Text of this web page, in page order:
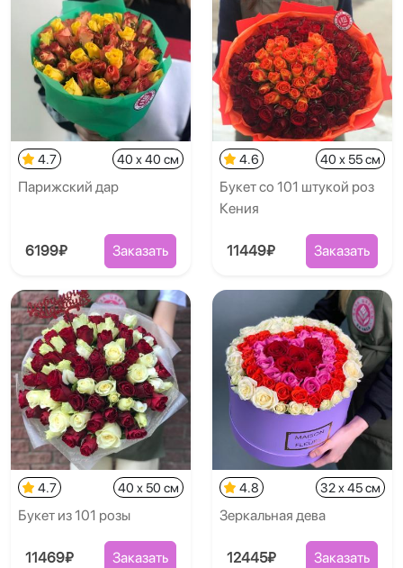
4.7 40 x 40 см
Парижский дар
6199₽ Заказать
4.6 40 x 55 см
Букет со 101 штукой роз
Кения
11449₽ Заказать
4.7 40 x 50 см
Букет из 101 розы
11469₽ Заказать
4.8 32 x 45 см
Зеркальная дева
12445₽ Заказать